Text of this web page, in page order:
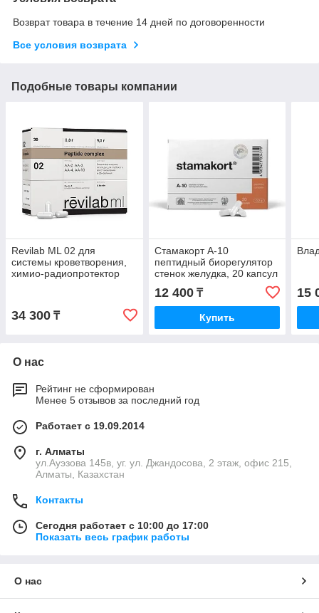
Возврат товара в течение 14 дней по договоренности
Все условия возврата
Подобные товары компании
Revilab ML 02 для
системы кроветворения,
химио-радиопротектор
34 300 ₸
Стамакорт А-10
пептидный биорегулятор
стенок желудка, 20 капсул
12 400₸
Купить
15
О нас
Рейтинг не сформирован
Менее 5 отзывов за последний год
Работает с 19.09.2014
г. Алматы
ул.Ауэзова 145в, уг. ул. Джандосова, 2 этаж, офис 215,
Алматы, Казахстан
Контакты
Сегодня работает с 10:00 до 17:00
Показать весь график работы
О нас